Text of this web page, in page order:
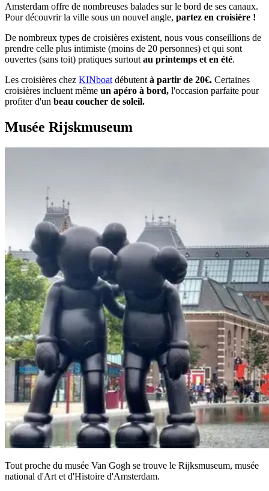
Amsterdam offre de nombreuses balades sur le bord de ses canaux.
Pour découvrir la ville sous un nouvel angle, partez en croisière !
De nombreux types de croisières existent, nous vous conseillions de
prendre celle plus intimiste (moins de 20 personnes) et qui sont
ouvertes (sans toit) pratiques surtout au printemps et en été.
Les croisières chez KINboat débutent à partir de 20€. Certaines
croisières incluent même un apéro à bord, l'occasion parfaite pour
profiter d'un beau coucher de soleil.
Musée Rijskmuseum
Tout proche du musée Van Gogh se trouve le Rijksmuseum, musée
national d'Art et d'Histoire d'Amsterdam.